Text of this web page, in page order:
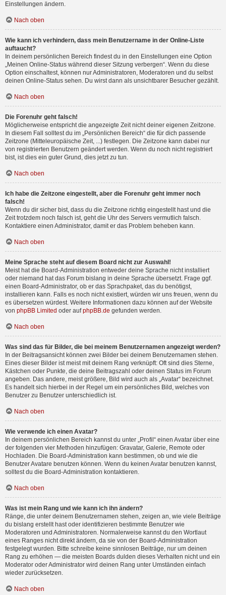
Einstellungen ändern.
Nach oben
Wie kann ich verhindern, dass mein Benutzername in der Online-Liste
auftaucht?
In deinem persönlichen Bereich findest du in den Einstellungen eine Option
„Meinen Online-Status während dieser Sitzung verbergen“. Wenn du diese
Option einschaltest, können nur Administratoren, Moderatoren und du selbst
deinen Online-Status sehen. Du wirst dann als unsichtbarer Besucher gezählt.
Nach oben
Die Forenuhr geht falsch!
Möglicherweise entspricht die angezeigte Zeit nicht deiner eigenen Zeitzone.
In diesem Fall solltest du im „Persönlichen Bereich“ die für dich passende
Zeitzone (Mitteleuropäische Zeit, ...) festlegen. Die Zeitzone kann dabei nur
von registrierten Benutzern geändert werden. Wenn du noch nicht registriert
bist, ist dies ein guter Grund, dies jetzt zu tun.
Nach oben
Ich habe die Zeitzone eingestellt, aber die Forenuhr geht immer noch
falsch!
Wenn du dir sicher bist, dass du die Zeitzone richtig eingestellt hast und die
Zeit trotzdem noch falsch ist, geht die Uhr des Servers vermutlich falsch.
Kontaktiere einen Administrator, damit er das Problem beheben kann.
Nach oben
Meine Sprache steht auf diesem Board nicht zur Auswahl!
Meist hat die Board-Administration entweder deine Sprache nicht installiert
oder niemand hat das Forum bislang in deine Sprache übersetzt. Frage ggf.
einen Board-Administrator, ob er das Sprachpaket, das du benötigst,
installieren kann. Falls es noch nicht existiert, würden wir uns freuen, wenn du
es übersetzen würdest. Weitere Informationen dazu können auf der Website
von phpBB Limited oder aufphpBB.de gefunden werden.
Nach oben
Was sind das für Bilder, die bei meinem Benutzernamen angezeigt werden?
In der Beitragsansicht können zwei Bilder bei deinem Benutzernamen stehen.
Eines dieser Bilder ist meist mit deinem Rang verknüpft: Oft sind dies Sterne,
Kästchen oder Punkte, die deine Beitragszahl oder deinen Status im Forum
angeben. Das andere, meist größere, Bild wird auch als „Avatar“ bezeichnet.
Es handelt sich hierbei in der Regel um ein persönliches Bild, welches von
Benutzer zu Benutzer unterschiedlich ist.
Nach oben
Wie verwende ich einen Avatar?
In deinem persönlichen Bereich kannst du unter „Profil“ einen Avatar über eine
der folgenden vier Methoden hinzufügen: Gravatar, Galerie, Remote oder
Hochladen. Die Board-Administration kann bestimmen, ob und wie die
Benutzer Avatare benutzen können. Wenn du keinen Avatar benutzen kannst,
solltest du die Board-Administration kontaktieren.
Nach oben
Was ist mein Rang und wie kann ich ihn ändern?
Ränge, die unter deinem Benutzernamen stehen, zeigen an, wie viele Beiträge
du bislang erstellt hast oder identifizieren bestimmte Benutzer wie
Moderatoren und Administratoren. Normalerweise kannst du den Wortlaut
eines Ranges nicht direkt ändern, da sie von der Board-Administration
festgelegt wurden. Bitte schreibe keine sinnlosen Beiträge, nur um deinen
Rang zu erhöhen — die meisten Boards dulden dieses Verhalten nicht und ein
Moderator oder Administrator wird deinen Rang unter Umständen einfach
wieder zurücksetzen.
Nach oben